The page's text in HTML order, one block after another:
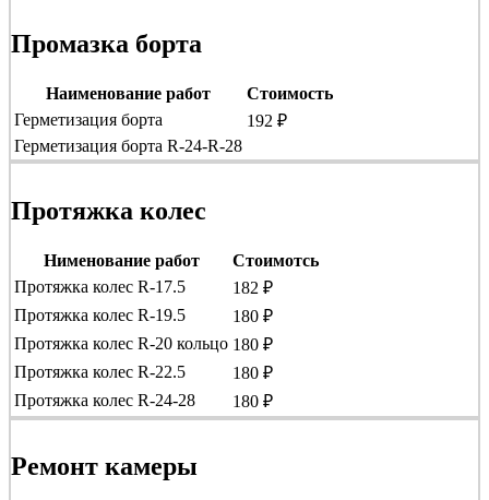
Промазка борта
Наименование работ
Стоимость
Герметизация борта
192 ₽
Герметизация борта R-24-R-28
Протяжка колес
Нименование работ
Стоимотсь
Протяжка колес R-17.5
182 ₽
Протяжка колес R-19.5
180 ₽
Протяжка колес R-20 кольцо 180 ₽
Протяжка колес R-22.5
180 ₽
Протяжка колес R-24-28
180 ₽
Ремонт камеры